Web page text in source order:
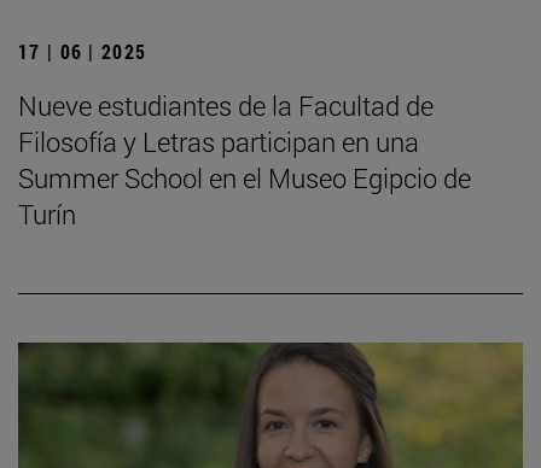
17 | 06 | 2025
Nueve estudiantes de la Facultad de
Filosofía y Letras participan en una
Summer School en el Museo Egipcio de
Turín